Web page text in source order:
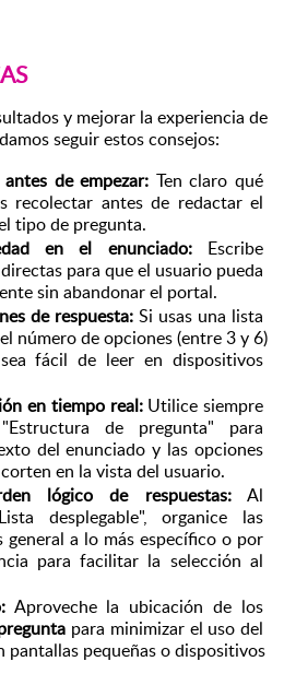
y mejorar la experiencia de
seguir estos consejos:
de empezar: Ten claro qué
recolectar antes de redactar el
tipo de pregunta.
en el enunciado: Escribe
para que el usuario pueda
sin abandonar el portal.
de respuesta: Si usas una lista
fácil de leer en dispositivos
en tiempo real: Utilice siempre
de pregunta" para
del enunciado y las opciones
en la vista del usuario.
lógico de respuestas: Al
desplegable", organice las
general a lo más específico o por
para facilitar la selección al
Aproveche la ubicación de los
para minimizar el uso del
pantallas pequeñas o dispositivos